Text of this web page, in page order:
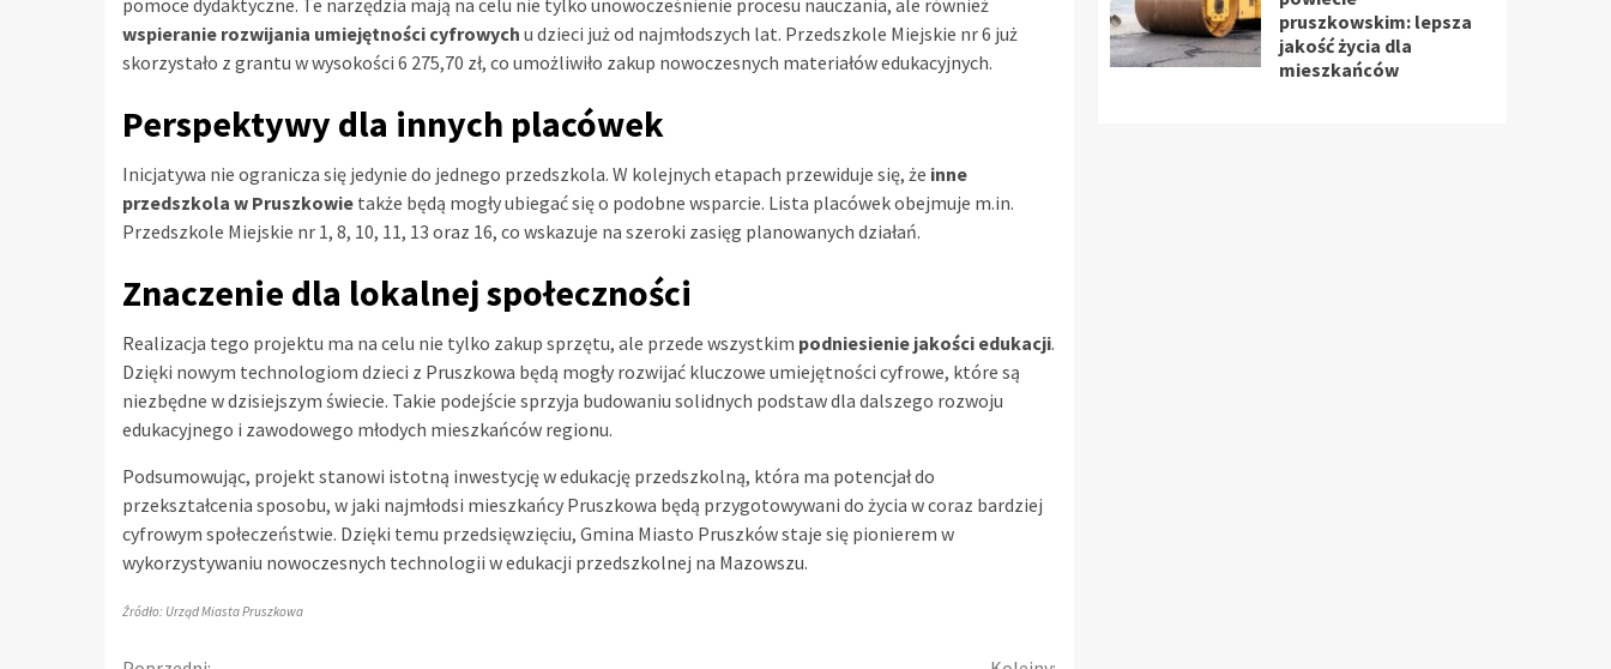
wspieranie rozwijania umiejętności cyfrowych u dzieci już od najmłodszych lat. Przedszkole Miejskie nr 6 już
skorzystało z grantu w wysokości 6 275,70 zł, co umożliwiło zakup nowoczesnych materiałów edukacyjnych.
Perspektywy dla innych placówek
Inicjatywa nie ogranicza się jedynie do jednego przedszkola. W kolejnych etapach przewiduje się, że inne
przedszkola w Pruszkowie także będą mogły ubiegać się o podobne wsparcie. Lista placówek obejmuje m.in.
Przedszkole Miejskie nr 1, 8, 10, 11, 13 oraz 16, co wskazuje na szeroki zasięg planowanych działań.
Znaczenie dla lokalnej społeczności
Realizacja tego projektu ma na celu nie tylko zakup sprzętu, ale przede wszystkim podniesienie jakości edukacji.
Dzięki nowym technologiom dzieci z Pruszkowa będą mogły rozwijać kluczowe umiejętności cyfrowe, które są
niezbędne w dzisiejszym świecie. Takie podejście sprzyja budowaniu solidnych podstaw dla dalszego rozwoju
edukacyjnego i zawodowego młodych mieszkańców regionu.
Podsumowując, projekt stanowi istotną inwestycję w edukację przedszkolną, która ma potencjał do
przekształcenia sposobu, w jaki najmłodsi mieszkańcy Pruszkowa będą przygotowywani do życia w coraz bardziej
cyfrowym społeczeństwie. Dzięki temu przedsięwzięciu, Gmina Miasto Pruszków staje się pionierem w
wykorzystywaniu nowoczesnych technologii w edukacji przedszkolnej na Mazowszu.
Źródło: Urząd Miasta Pruszkowa
pruszkowskim: lepsza
jakość życia dla
mieszkańców